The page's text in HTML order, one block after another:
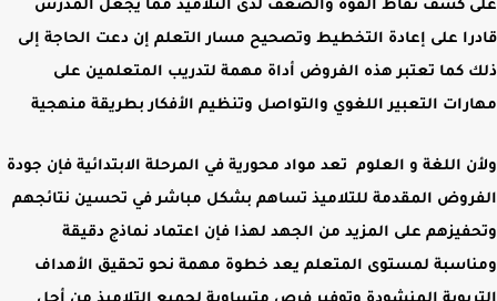
على كشف نقاط القوة والضعف لدى التلاميذ مما يجعل المدرس
قادرا على إعادة التخطيط وتصحيح مسار التعلم إن دعت الحاجة إلى
ذلك كما تعتبر هذه الفروض أداة مهمة لتدريب المتعلمين على
مهارات التعبير اللغوي والتواصل وتنظيم الأفكار بطريقة منهجية
ولأن اللغة و العلوم تعد مواد محورية في المرحلة الابتدائية فإن جودة
الفروض المقدمة للتلاميذ تساهم بشكل مباشر في تحسين نتائجهم
وتحفيزهم على المزيد من الجهد لهذا فإن اعتماد نماذج دقيقة
ومناسبة لمستوى المتعلم يعد خطوة مهمة نحو تحقيق الأهداف